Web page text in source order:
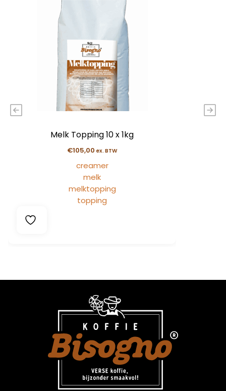
Melk Topping 10 x 1kg
€105,00 ex. BTW
creamer
melk
melktopping
topping